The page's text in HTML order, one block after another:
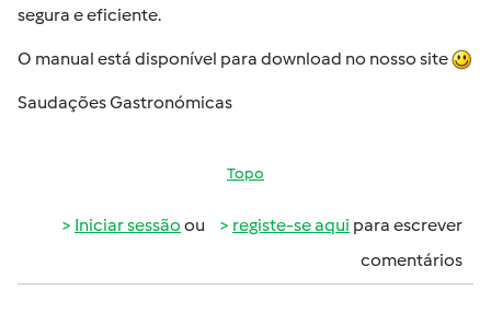
segura e eficiente.
O manual está disponível para download no nosso site
Saudações Gastronómicas
Topo
Iniciar sessão ou registe-se aqui para escrever
comentários